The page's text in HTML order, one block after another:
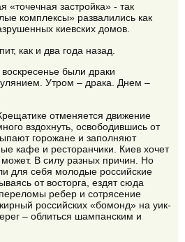
«точечная застройка» - так
комплексы» развалились как
киевских домов.
как и два года назад.
были драки
Утром – драка. Днем –
отменяется движение
вздохнуть, освободившись от
горожане и заполняют
кафе и ресторанчики. Киев хочет
В силу разных причин. Но
для себя молодые российские
от восторга, ездят сюда
ребер и сотрясение
российских «бомонд» на уик-
– облиться шампанским и